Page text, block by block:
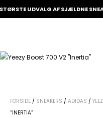
UDVALG AF SJÆLDNE
Din kurv er tom.
FORSIDE / SNEAKERS / ADIDAS /
“INERTIA”